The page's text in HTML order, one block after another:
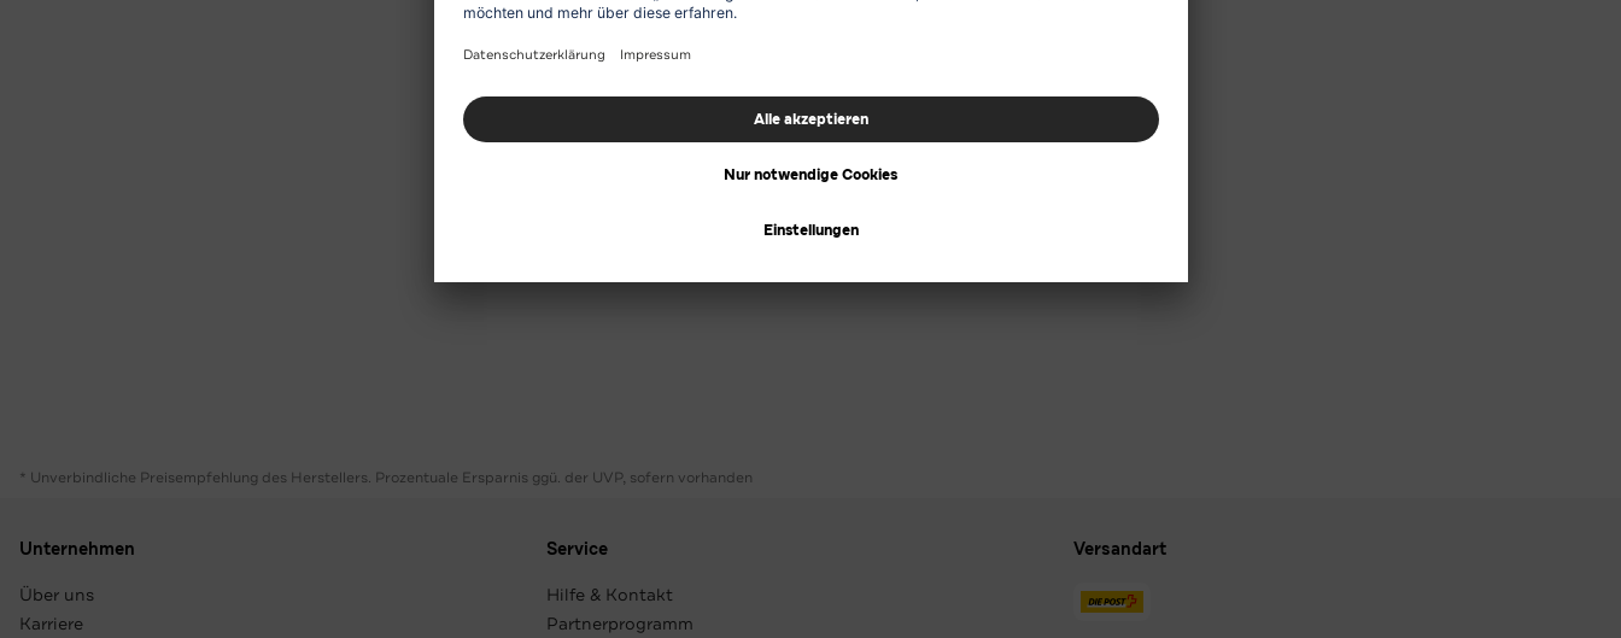
* Unverbindliche Preisempfehlung des Herstellers. Prozentuale Ersparnis ggü. der UVP, sofern vorhanden
Unternehmen
Über uns
Karriere
Service
Hilfe & Kontakt
Partnerprogramm
Versandart